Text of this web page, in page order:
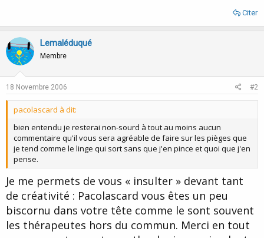
Citer
Lemaléduqué
Membre
18 Novembre 2006 #2
pacolascard à dit:
bien entendu je resterai non-sourd à tout au moins aucun
commentaire qu'il vous sera agréable de faire sur les pièges que
je tend comme le linge qui sort sans que j'en pince et quoi que j'en
pense.
Je me permets de vous « insulter » devant tant
de créativité : Pacolascard vous êtes un peu
biscornu dans votre tête comme le sont souvent
les thérapeutes hors du commun. Merci en tout